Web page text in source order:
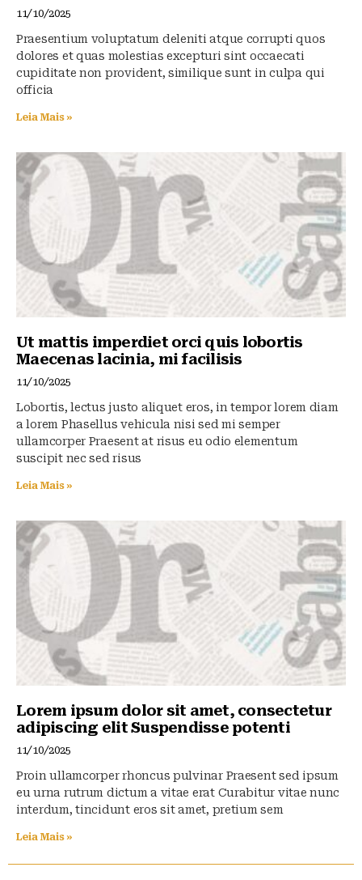
11/10/2025
Praesentium voluptatum deleniti atque corrupti quos
dolores et quas molestias excepturi sint occaecati
cupiditate non provident, similique sunt in culpa qui
officia
Leia Mais »
Ut mattis imperdiet orci quis lobortis
Maecenas lacinia, mi facilisis
11/10/2025
Lobortis, lectus justo aliquet eros, in tempor lorem diam
a lorem Phasellus vehicula nisi sed mi semper
ullamcorper Praesent at risus eu odio elementum
suscipit nec sed risus
Leia Mais »
Lorem ipsum dolor sit amet, consectetur
adipiscing elit Suspendisse potenti
11/10/2025
Proin ullamcorper rhoncus pulvinar Praesent sed ipsum
eu urna rutrum dictum a vitae erat Curabitur vitae nunc
interdum, tincidunt eros sit amet, pretium sem
Leia Mais »